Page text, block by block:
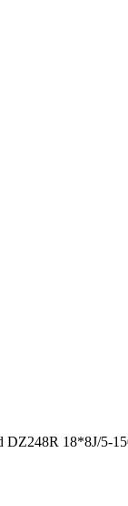
DZ248R 18*8J/5-